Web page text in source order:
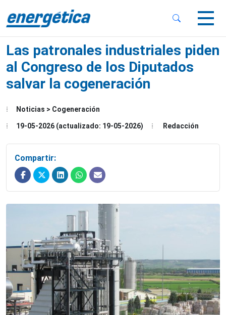
Menu
Las patronales industriales piden
al Congreso de los Diputados
salvar la cogeneración
Noticias > Cogeneración
19-05-2026 (actualizado: 19-05-2026) Redacción
Compartir: